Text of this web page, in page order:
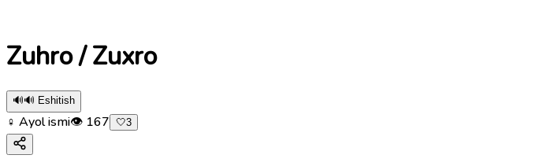
Zuhro / Zuxro
🔊🔊 Eshitish
♀ Ayol ismi👁 167 🤍3